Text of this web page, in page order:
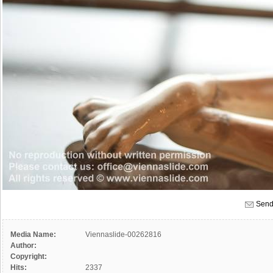
Media Name:
Viennaslide-00262816
Author:
Copyright:
Hits:
2337